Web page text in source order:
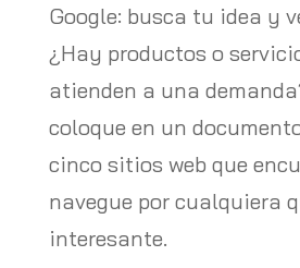
Google: busca tu idea y
¿Hay productos o
atienden a una
coloque en un
cinco sitios web que
navegue por cualquiera
interesante.